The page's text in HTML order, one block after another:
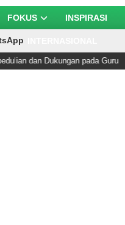
FOKUS INSPIRASI
pada Guru